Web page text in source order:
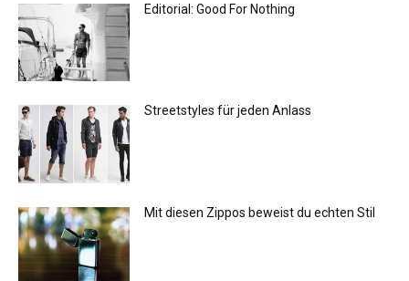
Editorial: Good For Nothing
Streetstyles für jeden Anlass
Mit diesen Zippos beweist du echten Stil